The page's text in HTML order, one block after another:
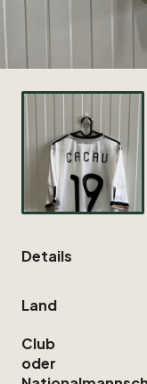
Details
Land
Club
oder